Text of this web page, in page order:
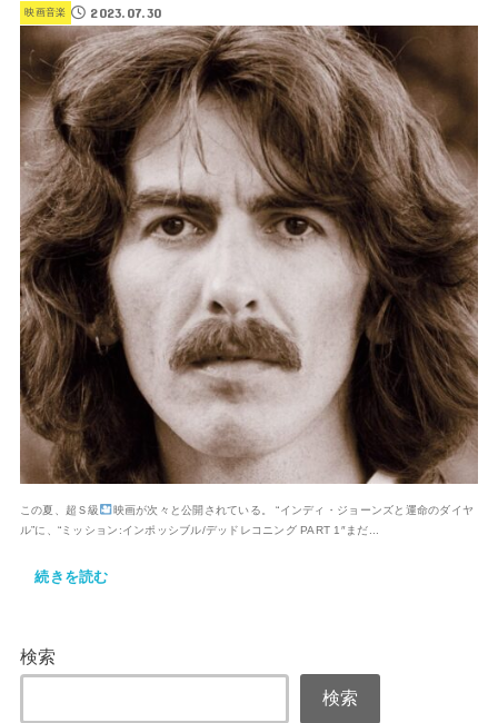
映画音楽 2023.07.30
この夏、超Ｓ級
映画が次々と公開されている。 “インディ・ジョーンズと運命のダイヤ
ル”に、“ミッション:インポッシブル/デッドレコニング PART 1″まだ...
続きを読む
検索
検索